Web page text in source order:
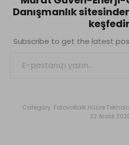
derece düşük
konsantrasyonlarına
vakum altında ya da…
Danışmanlık
Subscribe to get the latest
Category: Fotovoltaik Hücre
22 Aralık